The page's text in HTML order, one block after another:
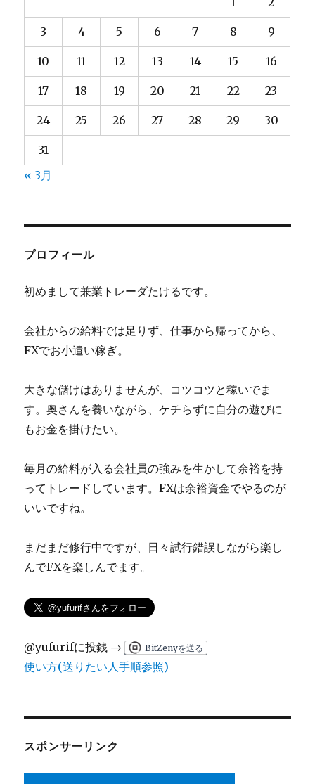
3 4 5 6 7 8 9
10 11 12 13 14 15 16
17 18 19 20 21 22 23
24 25 26 27 28 29 30
31
« 3月
プロフィール
初めまして兼業トレーダたけるです。
会社からの給料では足りず、仕事から帰ってから、
FXでお小遣い稼ぎ。
大きな儲けはありませんが、コツコツと稼いでま
す。奥さんを養いながら、ケチらずに自分の遊びに
もお金を掛けたい。
毎月の給料が入る会社員の強みを生かして余裕を持
ってトレードしています。FXは余裕資金でやるのが
いいですね。
まだまだ修行中ですが、日々試行錯誤しながら楽し
んでFXを楽しんでます。
@yufurifに投銭 → BitZenyを送る
使い方(送りたい人手順参照)
スポンサーリンク